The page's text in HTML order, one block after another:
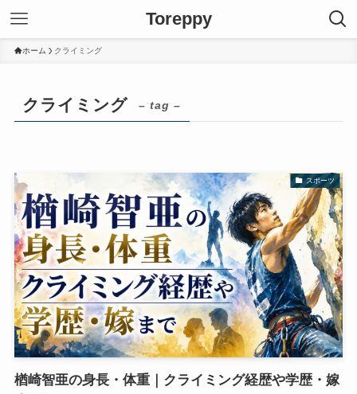
Toreppy
ホーム クライミング
クライミング – tag –
スポーツ
楢崎智亜の身長・体重｜クライミング経歴や学歴・嫁